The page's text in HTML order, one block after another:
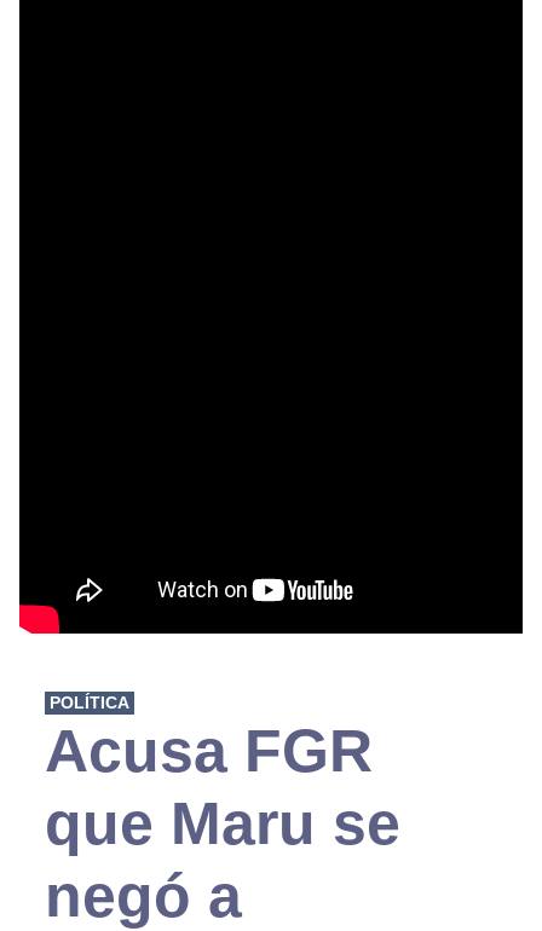
POLÍTICA
Acusa FGR
que Maru se
negó a